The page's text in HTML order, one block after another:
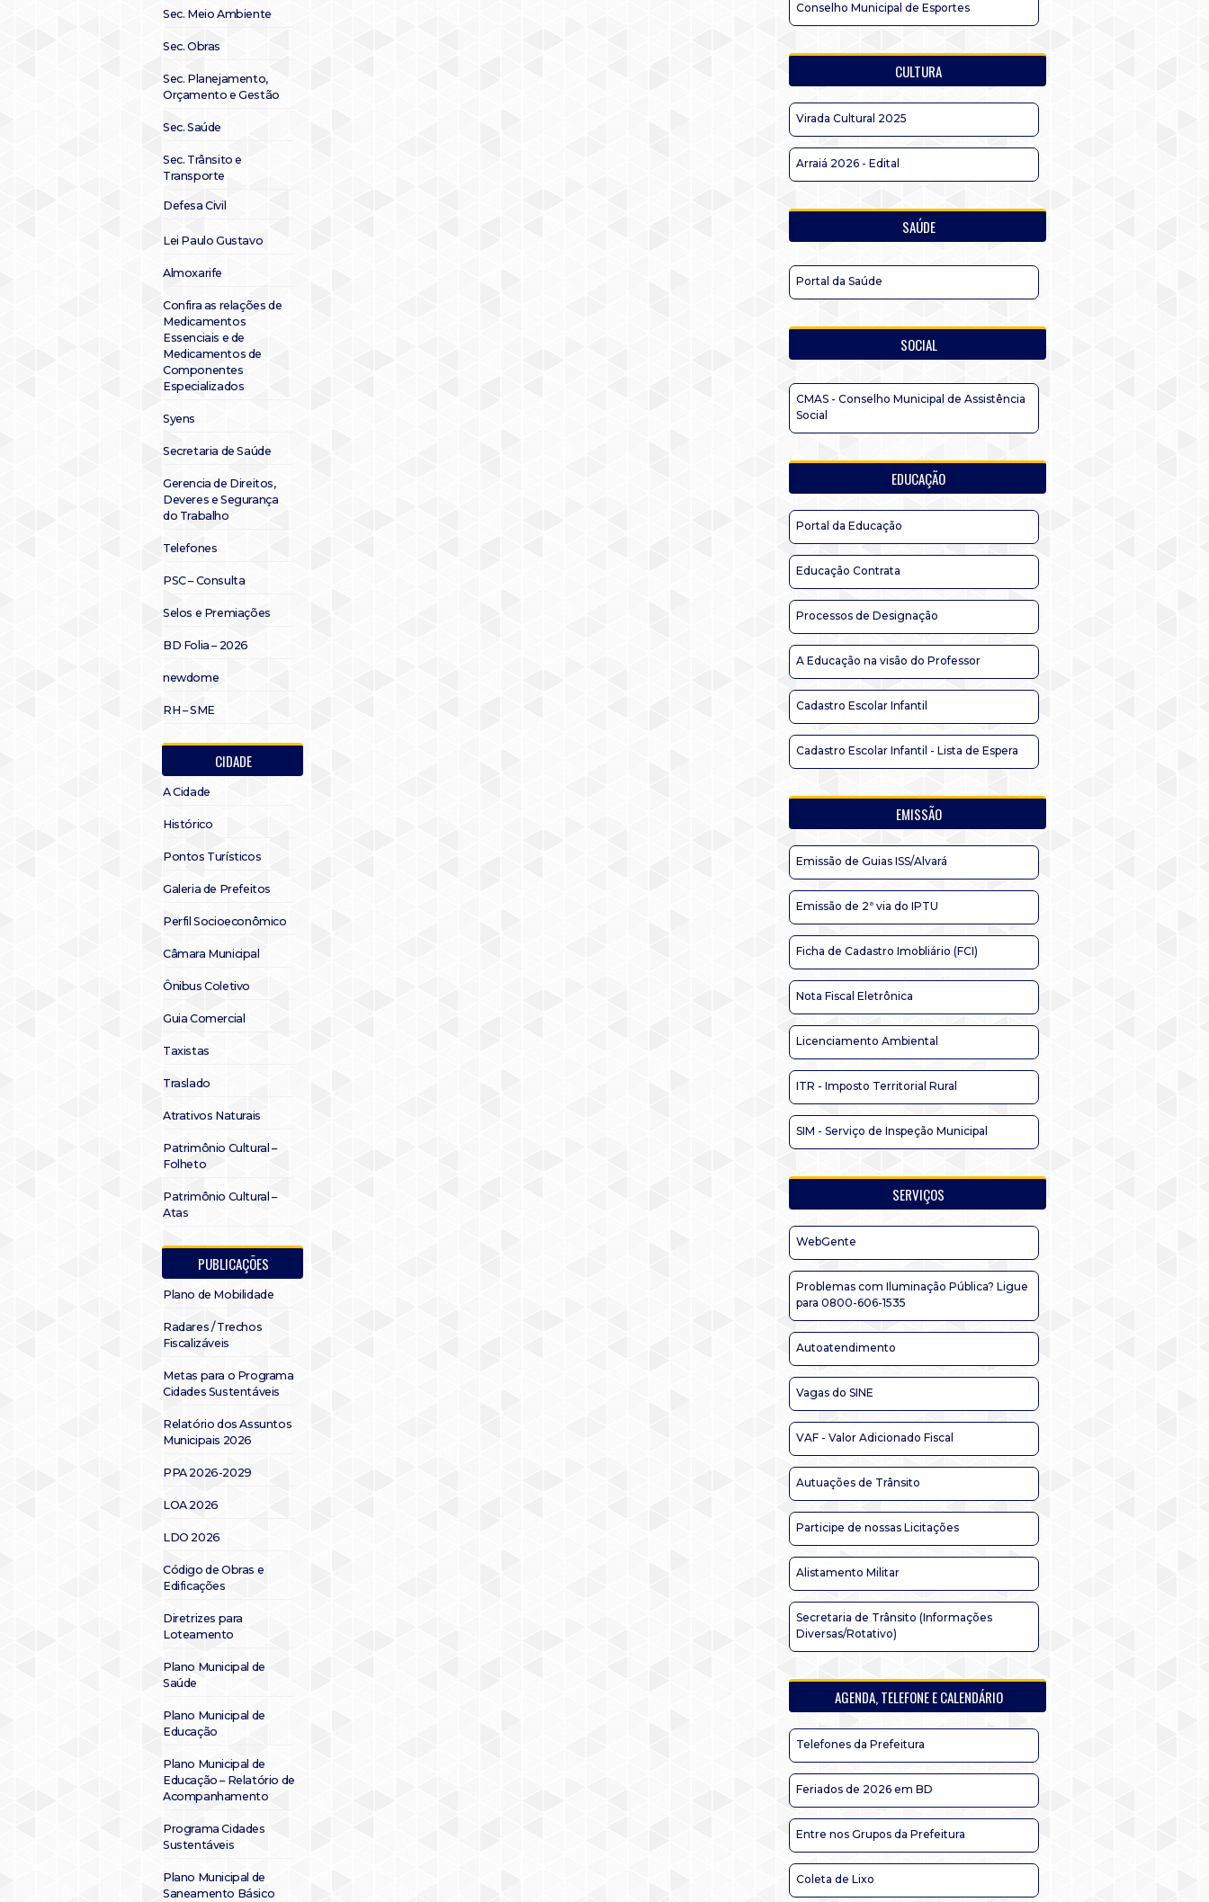
Sec. Meio Ambiente
Sec. Obras
Sec. Planejamento,
Orçamento e Gestão
Sec. Saúde
Sec. Trânsito e
Transporte
Defesa Civil
Lei Paulo Gustavo
Almoxarife
Confira as relações de
Medicamentos
Essenciais e de
Medicamentos de
Componentes
Especializados
Syens
Secretaria de Saúde
Gerencia de Direitos,
Deveres e Segurança
do Trabalho
Telefones
PSC – Consulta
Selos e Premiações
BD Folia – 2026
newdome
RH – SME
CIDADE
A Cidade
Histórico
Pontos Turísticos
Galeria de Prefeitos
Perfil Socioeconômico
Câmara Municipal
Ônibus Coletivo
Guia Comercial
Taxistas
Traslado
Atrativos Naturais
Patrimônio Cultural –
Folheto
Patrimônio Cultural –
Atas
PUBLICAÇÕES
Plano de Mobilidade
Radares / Trechos
Fiscalizáveis
Metas para o Programa
Cidades Sustentáveis
Relatório dos Assuntos
Municipais 2026
PPA 2026-2029
LOA 2026
LDO 2026
Código de Obras e
Edificações
Diretrizes para
Loteamento
Plano Municipal de
Saúde
Plano Municipal de
Educação
Plano Municipal de
Educação – Relatório de
Acompanhamento
Programa Cidades
Sustentáveis
Plano Municipal de
Saneamento Básico
Conselho Municipal de Esportes
CULTURA
Virada Cultural 2025
Arraiá 2026 - Edital
SAÚDE
Portal da Saúde
SOCIAL
CMAS - Conselho Municipal de Assistência
Social
EDUCAÇÃO
Portal da Educação
Educação Contrata
Processos de Designação
A Educação na visão do Professor
Cadastro Escolar Infantil
Cadastro Escolar Infantil - Lista de Espera
EMISSÃO
Emissão de Guias ISS/Alvará
Emissão de 2ª via do IPTU
Ficha de Cadastro Imobliário (FCI)
Nota Fiscal Eletrônica
Licenciamento Ambiental
ITR - Imposto Territorial Rural
SIM - Serviço de Inspeção Municipal
SERVIÇOS
WebGente
Problemas com Iluminação Pública? Ligue
para 0800-606-1535
Autoatendimento
Vagas do SINE
VAF - Valor Adicionado Fiscal
Autuações de Trânsito
Participe de nossas Licitações
Alistamento Militar
Secretaria de Trânsito (Informações
Diversas/Rotativo)
AGENDA, TELEFONE E CALENDÁRIO
Telefones da Prefeitura
Feriados de 2026 em BD
Entre nos Grupos da Prefeitura
Coleta de Lixo